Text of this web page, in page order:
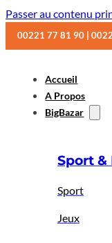
Passer au contenu
00221 77 81 90 |
Accueil
A Propos
BigBazar
Sport &
Sport
Jeux